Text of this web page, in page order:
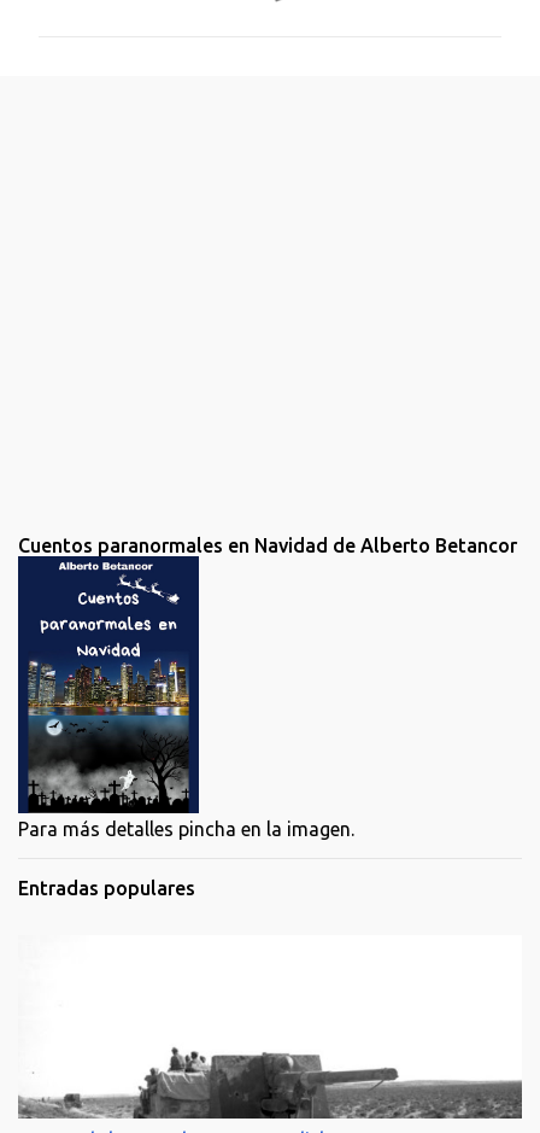
Cuentos paranormales en Navidad de Alberto Betancor
Para más detalles pincha en la imagen.
Entradas populares